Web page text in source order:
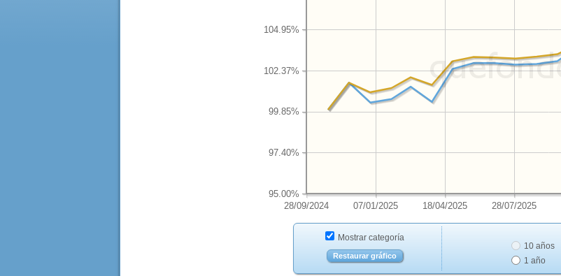
28/09/2024 07/01/2025 18/04/2025 28/07/2025
95.00%
97.40%
99.85%
102.37%
104.95%
Mostrar categoría
Restaurar gráfico
10 años
1 año